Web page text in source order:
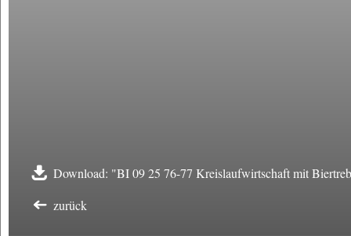
Download: "BI 09 25 76-77 Kreislaufwirtschaft mit
zurück